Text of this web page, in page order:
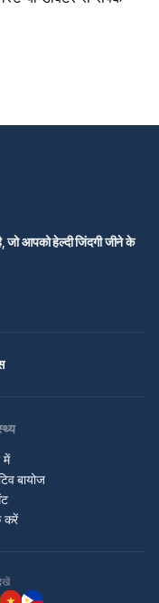
जो आपको हेल्दी जिंदगी जीने के
में
बायोज
करें